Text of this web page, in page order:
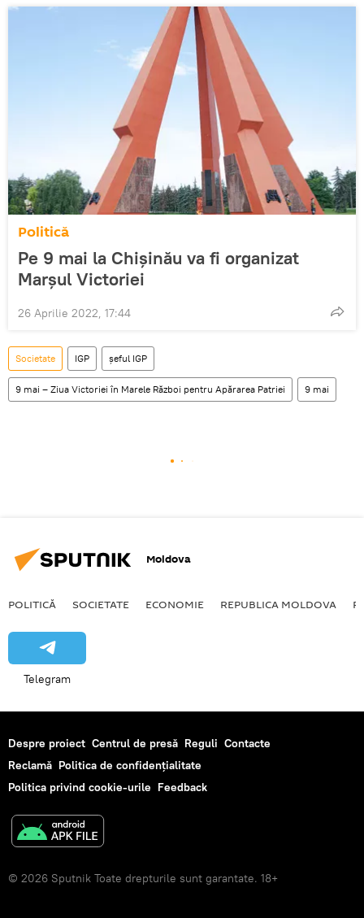
Politică
Pe 9 mai la Chișinău va fi organizat
Marșul Victoriei
26 Aprilie 2022, 17:44
Societate IGP șeful IGP
9 mai – Ziua Victoriei în Marele Război pentru Apărarea Patriei 9 mai
Moldova
POLITICĂ SOCIETATE ECONOMIE REPUBLICA MOLDOVA
Telegram
Despre proiect Centrul de presă Reguli Contacte
Reclamă Politica de confidențialitate
Politica privind cookie-urile Feedback
© 2026 Sputnik Toate drepturile sunt garantate. 18+